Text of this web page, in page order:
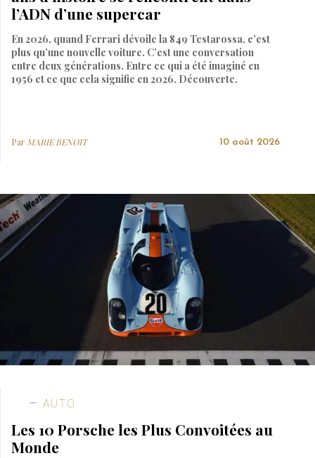
l’ADN d’une supercar
En 2026, quand Ferrari dévoile la 849 Testarossa, c’est
plus qu’une nouvelle voiture. C’est une conversation
entre deux générations. Entre ce qui a été imaginé en
1956 et ce que cela signifie en 2026. Découverte.
Par MARIE BENOIT 10 août 2026
AUTO
Les 10 Porsche les Plus Convoitées au
Monde